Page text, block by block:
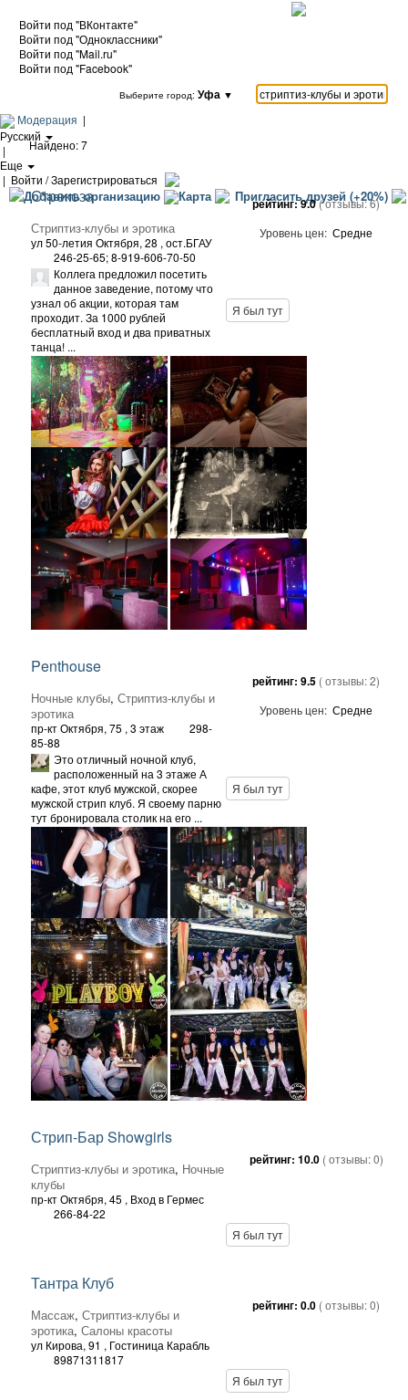
Войти под "ВКонтакте"
Войти под "Одноклассники"
Войти под "Mail.ru"
Войти под "Facebook"
Выберите город: Уфа ▼
Модерация |
Русский
|
Еще
| Войти / Зарегистрироваться
Добавить организацию Карта Пригласить друзей (+20%)
Найдено: 7
Стрекоза
Стриптиз-клубы и эротика
ул 50-летия Октября, 28 , ост.БГАУ
246-25-65; 8-919-606-70-50
рейтинг:9.0( отзывы:6)
Уровень цен: Средне
Коллега предложил посетить
данное заведение, потому что
узнал об акции, которая там
проходит. За 1000 рублей
бесплатный вход и два приватных
танца! ...
Я был тут
Penthouse
Ночные клубы, Стриптиз-клубы и
эротика
пр-кт Октября, 75 , 3 этаж
298-
85-88
рейтинг: 9.5 ( отзывы:2)
Уровень цен: Средне
Это отличный ночной клуб,
расположенный на 3 этаже А
кафе, этот клуб мужской, скорее
мужской стрип клуб. Я своему парню
тут бронировала столик на его ...
Я был тут
Стрип-Бар Showgirls
Стриптиз-клубы и эротика, Ночные
клубы
пр-кт Октября, 45 , Вход в Гермес
266-84-22
рейтинг: 10.0 ( отзывы:0)
Я был тут
Тантра Клуб
Массаж, Стриптиз-клубы и
эротика, Салоны красоты
ул Кирова, 91 , Гостиница Карабль
89871311817
рейтинг: 0.0 ( отзывы:0)
Я был тут